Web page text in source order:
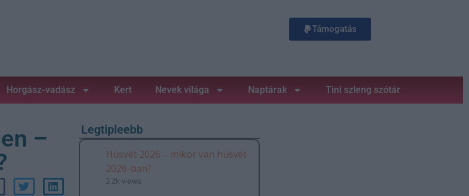
Támogatás
Horgász-vadász Kert Nevek világa Naptárak Tini szleng szótár
–
Legtipleebb
Húsvét 2026 – mikor van húsvét
2026-ban?
2.2k views